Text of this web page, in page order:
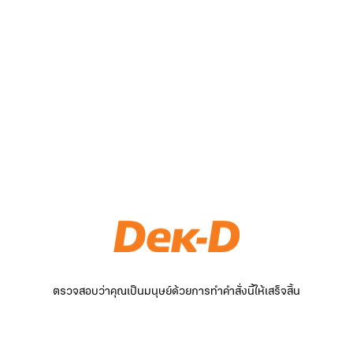
ตรวจสอบว่าคุณเป็นมนุษย์ด้วยการทำคำสั่งนี้ให้เสร็จสิ้น